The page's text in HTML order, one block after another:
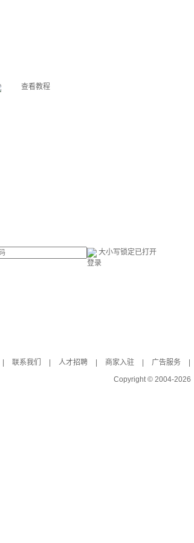
查看教程
大小写锁定已打开
登录
联系我们 人才招聘 商家入驻 广告服务
Copyright © 2004-2026